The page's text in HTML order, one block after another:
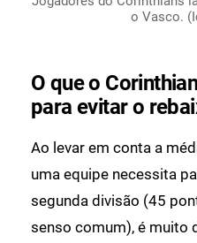
o Vasco.
O que o
para evitar o
Ao levar em conta a
uma equipe necessita
segunda divisão (45
senso comum), é muito